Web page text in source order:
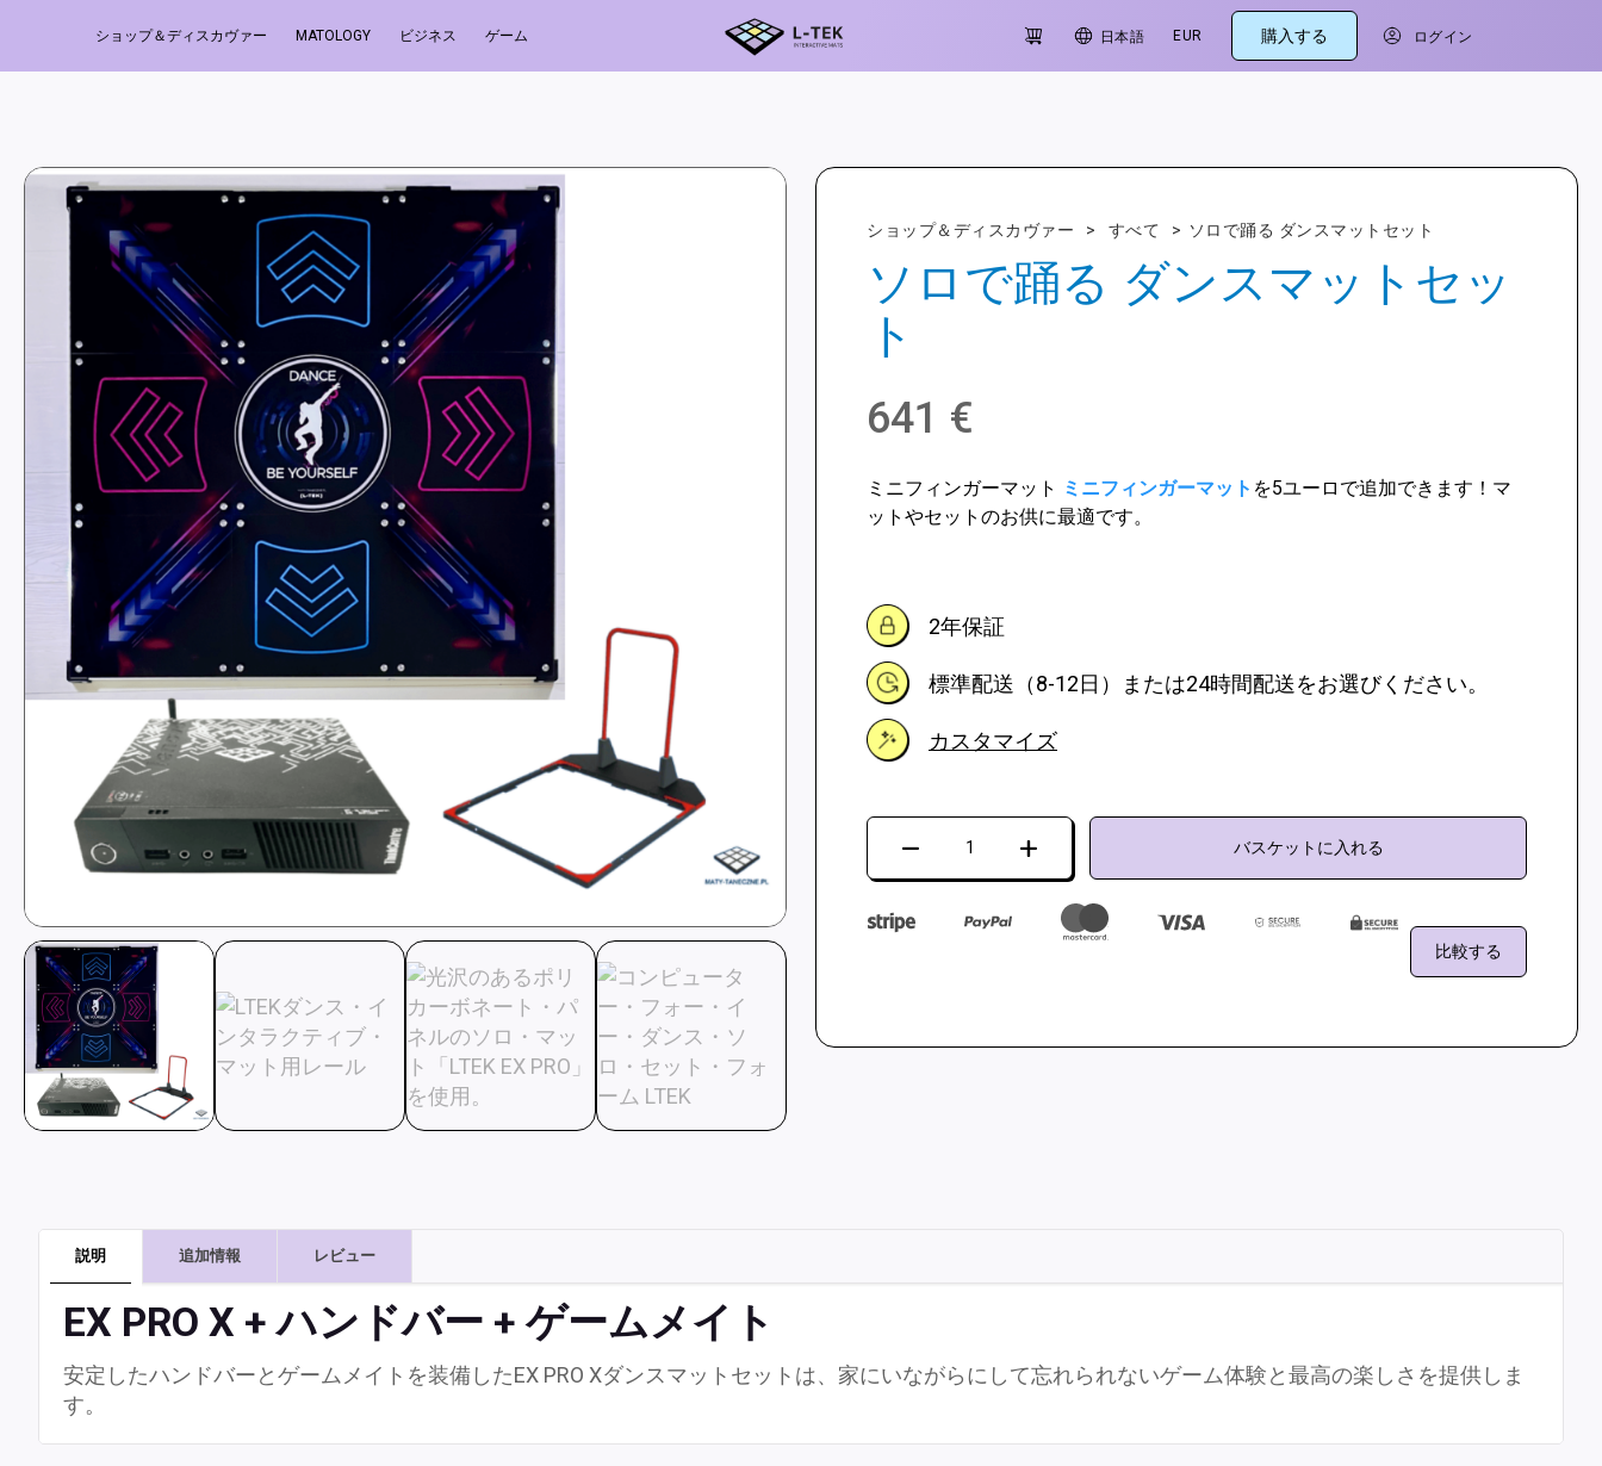
ショップ＆ディスカヴァー MATOLOGY ビジネス ゲーム 日本語 EUR 購入する ログイン
ショップ＆ディスカヴァー > すべて > ソロで踊る ダンスマットセット
ソロで踊る ダンスマットセッ
ト
641 €
ミニフィンガーマット ミニフィンガーマット を5ユーロで追加できます！マ
ットやセットのお供に最適です。
2年保証
標準配送（8-12日）または24時間配送をお選びください。
カスタマイズ
ソ
で
踊
バスケットに入れる
比較する
説明 追加情報 レビュー
EX PRO X + ハンドバー + ゲームメイト
安定したハンドバーとゲームメイトを装備したEX PRO Xダンスマットセットは、家にいながらにして忘れられないゲーム体験と最高の楽しさを提供しま
す。